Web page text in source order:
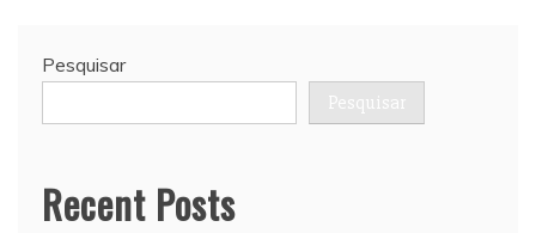
Pesquisar
Pesquisar
Recent Posts